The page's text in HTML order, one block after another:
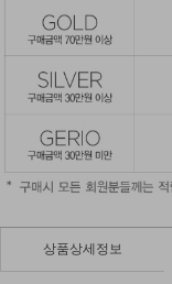
상품상세정보